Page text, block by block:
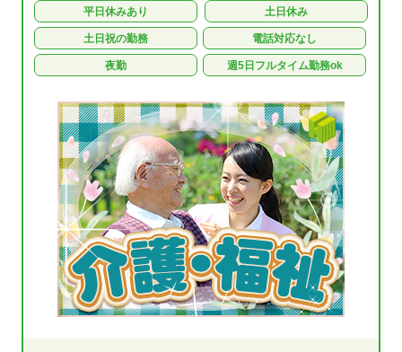
平日休みあり 土日休み
土日祝の勤務 電話対応なし
夜勤 週5日フルタイム勤務ok